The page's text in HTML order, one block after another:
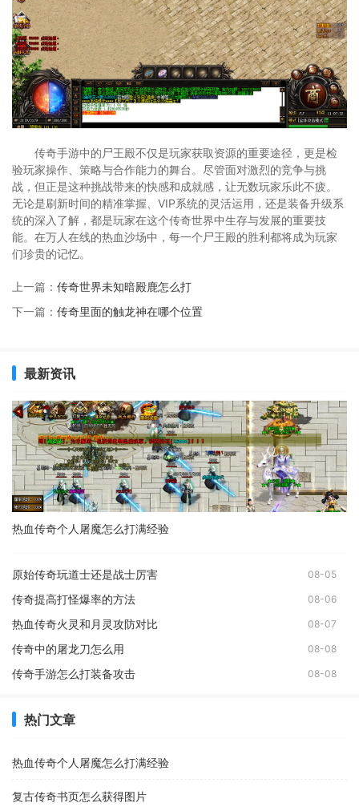
传奇手游中的尸王殿不仅是玩家获取资源的重要途径，更是检
验玩家操作、策略与合作能力的舞台。尽管面对激烈的竞争与挑
战，但正是这种挑战带来的快感和成就感，让无数玩家乐此不疲。
无论是刷新时间的精准掌握、VIP系统的灵活运用，还是装备升级系
统的深入了解，都是玩家在这个传奇世界中生存与发展的重要技
能。在万人在线的热血沙场中，每一个尸王殿的胜利都将成为玩家
们珍贵的记忆。
上一篇： 传奇世界未知暗殿鹿怎么打
下一篇： 传奇里面的触龙神在哪个位置
最新资讯
热血传奇个人屠魔怎么打满经验
原始传奇玩道士还是战士厉害 08-05
传奇提高打怪爆率的方法 08-06
热血传奇火灵和月灵攻防对比 08-07
传奇中的屠龙刀怎么用 08-08
传奇手游怎么打装备攻击 08-08
热门文章
热血传奇个人屠魔怎么打满经验
复古传奇书页怎么获得图片